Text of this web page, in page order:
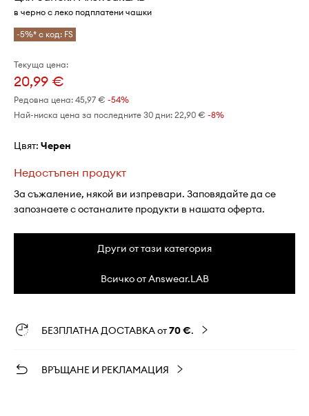
в черно с леко подплатени чашки
-5%* с код: FS
Текуща цена:
20,99 €
Редовна цена: 45,97 € -54%
Най-ниска цена за последните 30 дни: 22,90 € -8%
Цвят: черен
Недостъпен продукт
За съжаление, някой ви изпревари. Заповядайте да се
запознаете с останалите продукти в нашата оферта.
Други от тази категория
Всичко от Answear.LAB
БЕЗПЛАТНА ДОСТАВКА от70 €.
ВРЪЩАНЕ И РЕКЛАМАЦИЯ